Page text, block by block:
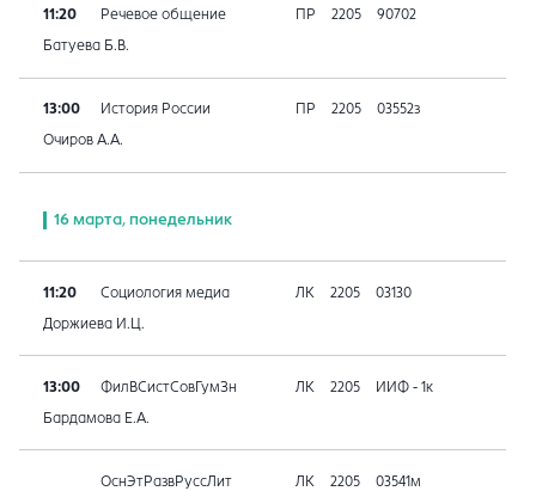
11:20 Речевое общение ПР 2205 90702
Батуева Б.В.
13:00 История России ПР 2205 03552з
Очиров А.А.
16 марта, понедельник
11:20 Социология медиа ЛК 2205 03130
Доржиева И.Ц.
13:00 ФилВСистСовГумЗн ЛК 2205 ИИФ - 1к
Бардамова Е.А.
ОснЭтРазвРуссЛит ЛК 2205 03541м